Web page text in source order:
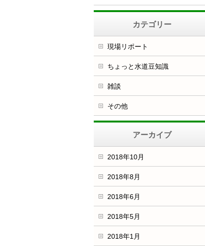
カテゴリー
現場リポート
ちょっと水道豆知識
雑談
その他
アーカイブ
2018年10月
2018年8月
2018年6月
2018年5月
2018年1月